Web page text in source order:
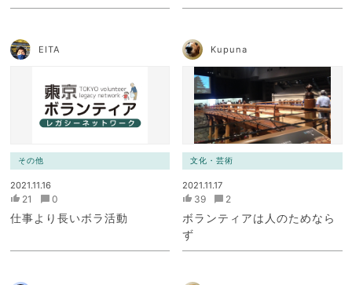
EITA
その他
2021.11.16
21 0
仕事より長いボラ活動
Kupuna
文化・芸術
2021.11.17
39 2
ボランティアは人のためなら
ず